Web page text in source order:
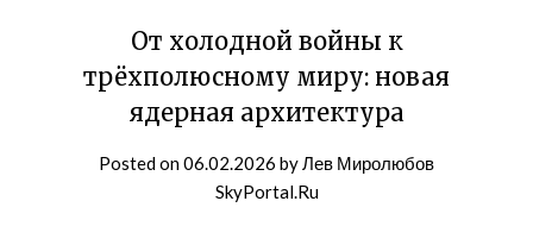
От холодной войны к
трёхполюсному миру: новая
ядерная архитектура
Posted on06.02.2026 byЛев Миролюбов
SkyPortal.Ru